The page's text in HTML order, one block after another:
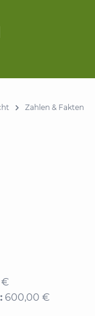
Zahlen & Fakten
€
600,00 €